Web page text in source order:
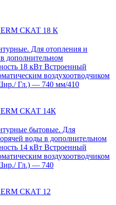
СКАТ 18 К
Для отопления и
дополнительном
18 кВт Встроенный
воздухоотводчиком
Гл.) — 740 мм/410
СКАТ 14К
бытовые. Для
воды в дополнительном
14 кВт Встроенный
воздухоотводчиком
Гл.) — 740
СКАТ 12